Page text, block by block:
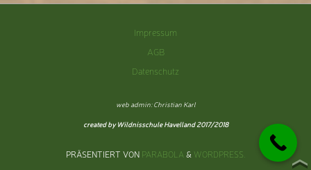
Impressum
AGB
Datenschutz
web admin: Christian Karl
created by Wildnisschule Havelland 2017/2018
PRÄSENTIERT VON PARABOLA & WORDPRESS.